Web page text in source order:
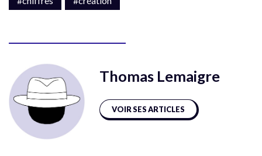
Thomas Lemaigre
VOIR SES ARTICLES